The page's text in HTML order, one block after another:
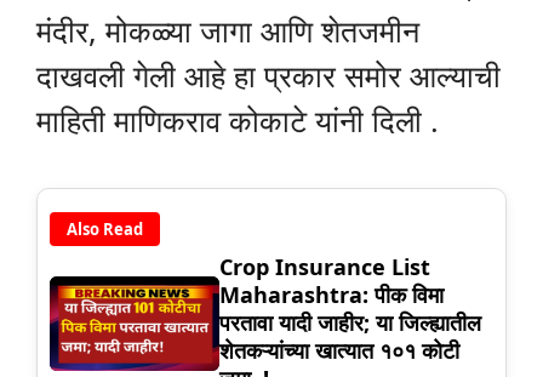
मंदीर, मोकळ्या जागा आणि शेतजमीन
दाखवली गेली आहे हा प्रकार समोर आल्याची
माहिती माणिकराव कोकाटे यांनी दिली .
Also Read
Crop Insurance List
Maharashtra: पीक विमा
परतावा यादी जाहीर; या जिल्ह्यातील
शेतकऱ्यांच्या खात्यात १०१ कोटी